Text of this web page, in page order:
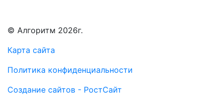
© Алгоритм 2026г.
Карта сайта
Политика конфиденциальности
Создание сайтов - РостСайт